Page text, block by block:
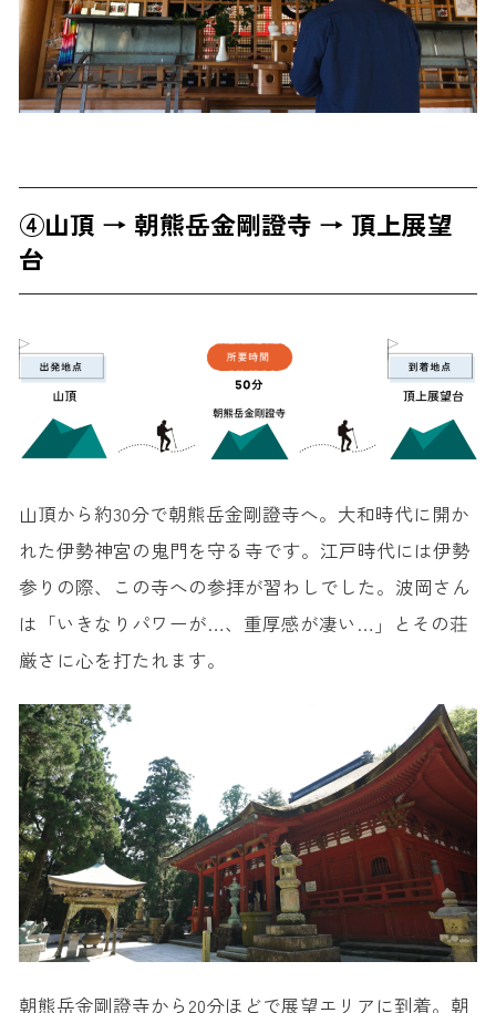
④山頂 → 朝熊岳金剛證寺 → 頂上展望
台
山頂から約30分で朝熊岳金剛證寺へ。大和時代に開か
れた伊勢神宮の鬼門を守る寺です。江戸時代には伊勢
参りの際、この寺への参拝が習わしでした。波岡さん
は「いきなりパワーが…、重厚感が凄い…」とその荘
厳さに心を打たれます。
朝熊岳金剛證寺から20分ほどで展望エリアに到着。朝